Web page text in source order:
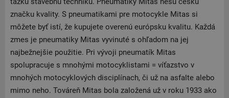
značku kvality. S pneumatikami pre motocykle Mitas si
môžete byť istí, že kupujete overenú európsku kvalitu. Každá
zmes je pneumatiky Mitas vyvinuté s ohľadom na jej
najbežnejšie použitie. Pri vývoji pneumatík Mitas
spolupracuje s mnohými motocyklistami = víťazstvo v
mnohých motocyklových disciplínach, či už na asfalte alebo
mimo neho. Továreň Mitas bola založená už v roku 1933 ako